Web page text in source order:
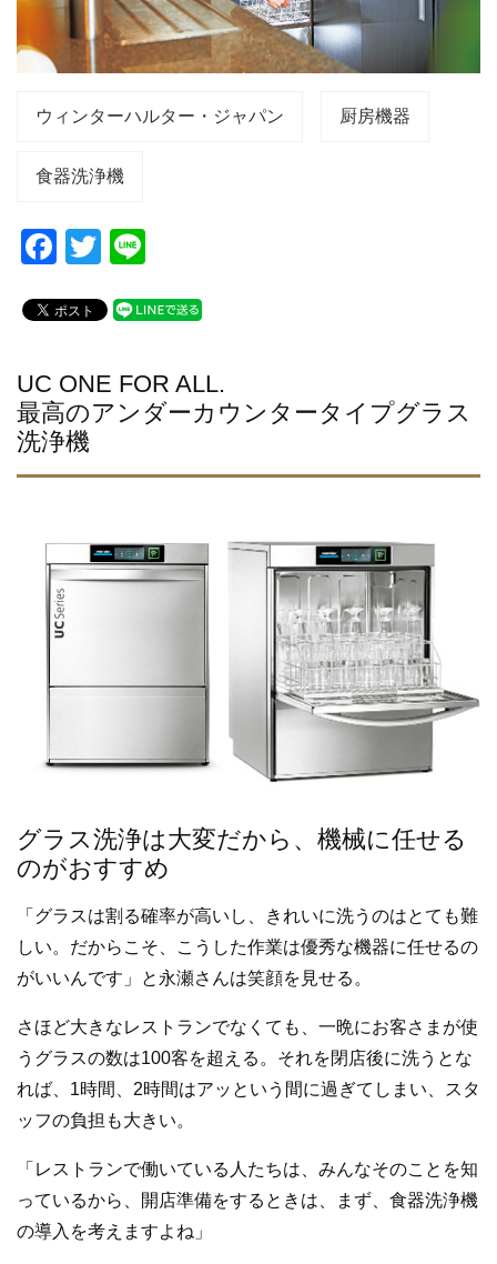
ウィンターハルター・ジャパン 厨房機器
食器洗浄機
F
c
b
o
o
T
tt
e
UC ONE FOR ALL.
最高のアンダーカウンタータイプグラス
洗浄機
グラス洗浄は大変だから、機械に任せる
のがおすすめ
「グラスは割る確率が高いし、きれいに洗うのはとても難
しい。だからこそ、こうした作業は優秀な機器に任せるの
がいいんです」と永瀬さんは笑顔を見せる。
さほど大きなレストランでなくても、一晩にお客さまが使
うグラスの数は100客を超える。それを閉店後に洗うとな
れば、1時間、2時間はアッという間に過ぎてしまい、スタ
ッフの負担も大きい。
「レストランで働いている人たちは、みんなそのことを知
っているから、開店準備をするときは、まず、食器洗浄機
の導入を考えますよね」